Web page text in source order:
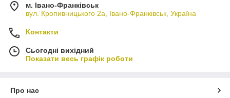
м. Івано-Франківськ
вул. Кропивницького 2а, Івано-Франківськ, Україна
Контакти
Сьогодні вихідний
Показати весь графік роботи
Про нас